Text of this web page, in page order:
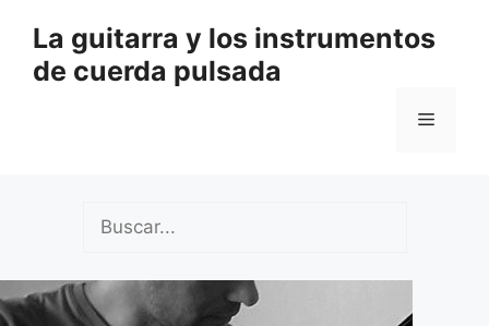
contenido
La guitarra y los instrumentos
de cuerda pulsada
Menú